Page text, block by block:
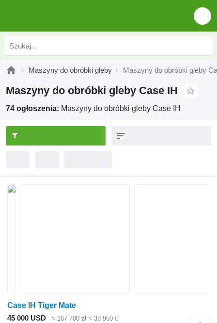
Maszyny do obróbki gleby Maszyny do obróbki gleby
Maszyny do obróbki gleby Case IH
74 ogłoszenia: Maszyny do obróbki gleby Case IH
Case IH Tiger Mate
45 000 USD
≈ 167 700 zł ≈ 38 950 €